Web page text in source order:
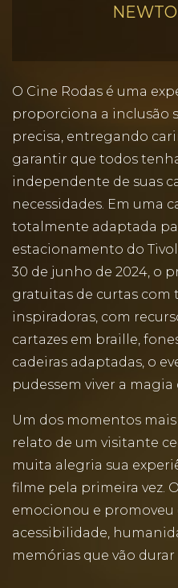
O Cine Rodas é uma
proporciona a inclusão
precisa, entregando
garantir que todos
independente de suas
necessidades. Em uma
totalmente adaptada
estacionamento do
30 de junho de 2024, o
gratuitas de curtas com
inspiradoras, com
cartazes em braille,
cadeiras adaptadas, o
pudessem viver a magia
Um dos momentos
relato de um visitante
muita alegria sua
filme pela primeira vez.
emocionou e promoveu
acessibilidade,
memórias que vão